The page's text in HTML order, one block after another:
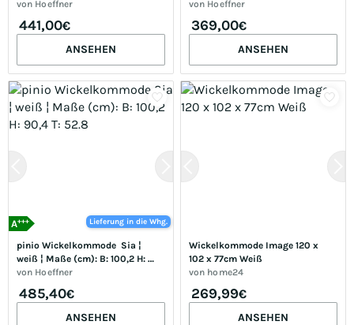
55.6
von Hoeffner
441,00€
ANSEHEN
von Hoeffner
369,00€
ANSEHEN
Lieferung in die Whg.
A+++
pinio Wickelkommode  Sia ¦
weiß ¦ Maße (cm): B: 100,2 H:
90,4 T: 52.8
von Hoeffner
485,40€
ANSEHEN
Wickelkommode Image 120 x
102 x 77cm Weiß
von home24
269,99€
ANSEHEN